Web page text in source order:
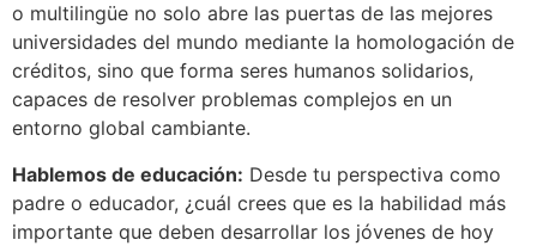
o multilingüe no solo abre las puertas de las mejores
universidades del mundo mediante la homologación de
créditos, sino que forma seres humanos solidarios,
capaces de resolver problemas complejos en un
entorno global cambiante.
Hablemos de educación: Desde tu perspectiva como
padre o educador, ¿cuál crees que es la habilidad más
importante que deben desarrollar los jóvenes de hoy